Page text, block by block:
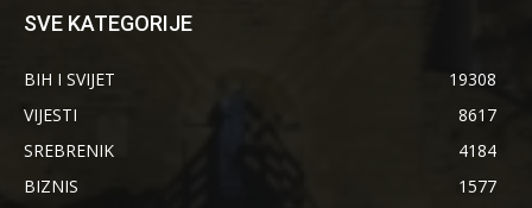
SVE KATEGORIJE
BIH I SVIJET
19308
VIJESTI
8617
SREBRENIK
4184
BIZNIS
1577